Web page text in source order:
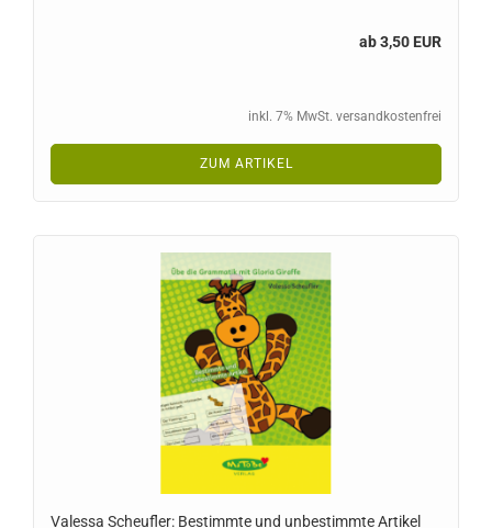
ab 3,50 EUR
inkl. 7% MwSt. versandkostenfrei
ZUM ARTIKEL
Valessa Scheufler: Bestimmte und unbestimmte Artikel